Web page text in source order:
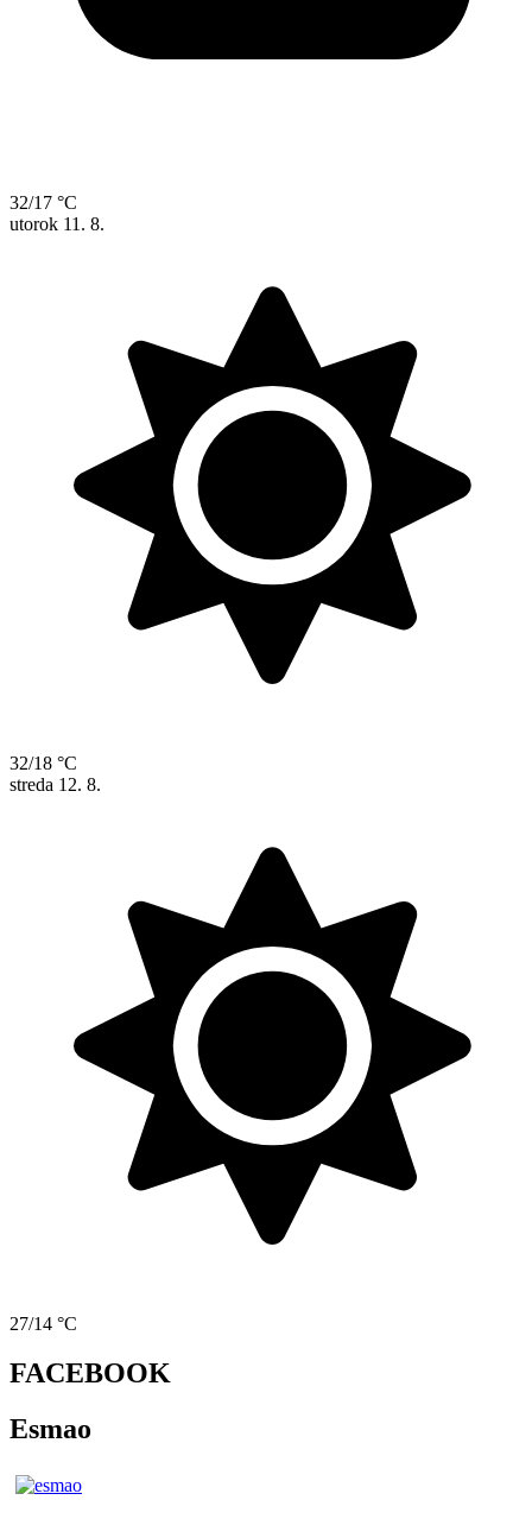
32/17 °C
utorok 11. 8.
32/18 °C
streda 12. 8.
27/14 °C
FACEBOOK
Esmao